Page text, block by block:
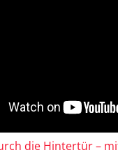
die Hintertür –